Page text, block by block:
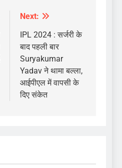
Next:
IPL 2024 : सर्जरी के
बाद पहली बार
Suryakumar
Yadav ने थामा बल्ला,
आईपीएल में वापसी के
दिए संकेत